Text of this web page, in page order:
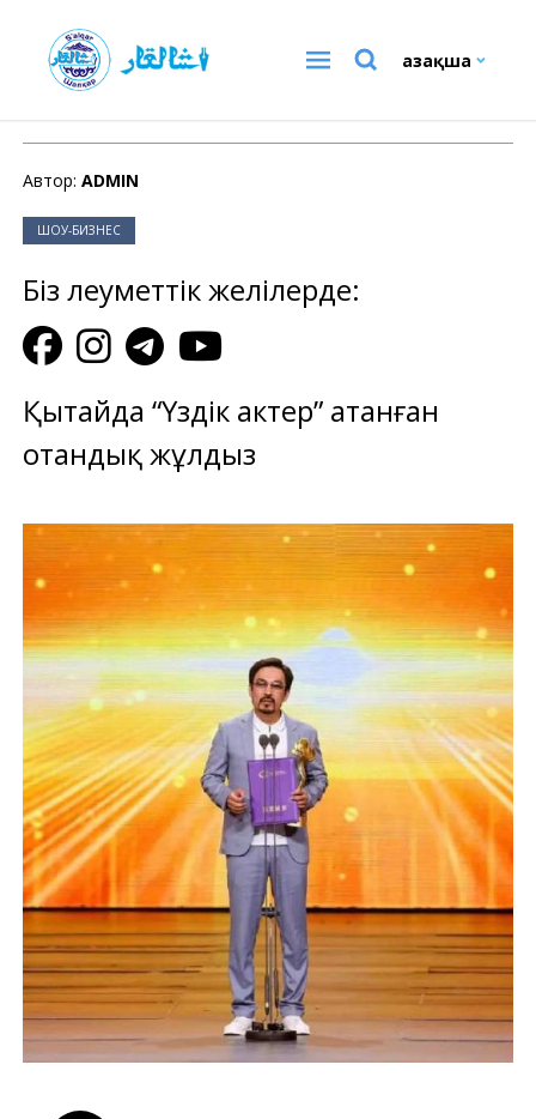
Қазақша
Автор: ADMIN
ШОУ-БИЗНЕС
Біз әлеуметтік желілерде:
Қытайда “Үздік актер” атанған
отандық жұлдыз